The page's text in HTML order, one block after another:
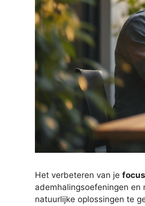
Het verbeteren van je focus
ademhalingsoefeningen
natuurlijke oplossingen te